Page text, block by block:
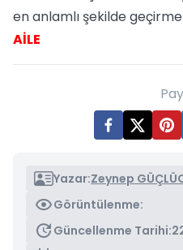
en anlamlı şekilde
AİLE
Yazar:Zeynep
Görüntülenme:
Güncellenme Tarihi: